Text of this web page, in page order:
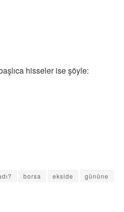
hisseler ise şöyle:
borsa ekside
gününe